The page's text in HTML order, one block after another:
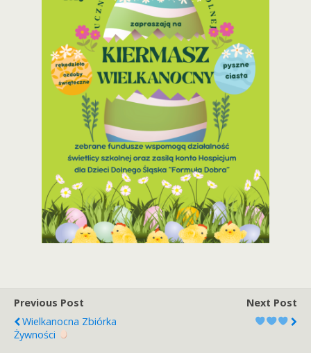
Previous Post
Wielkanocna Zbiórka
Żywności
Next Post